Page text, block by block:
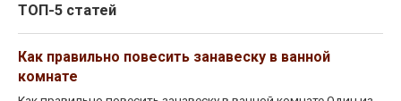
ТОП-5 статей
Как правильно повесить занавеску в ванной
комнате